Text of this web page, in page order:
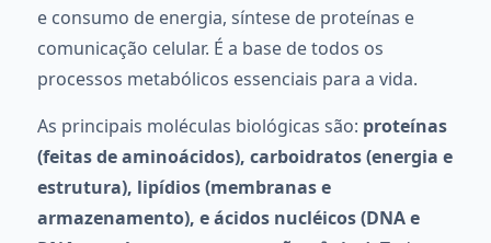
e consumo de energia, síntese de proteínas e
comunicação celular. É a base de todos os
processos metabólicos essenciais para a vida.
As principais moléculas biológicas são: proteínas
(feitas de aminoácidos), carboidratos (energia e
estrutura), lipídios (membranas e
armazenamento), e ácidos nucléicos (DNA e